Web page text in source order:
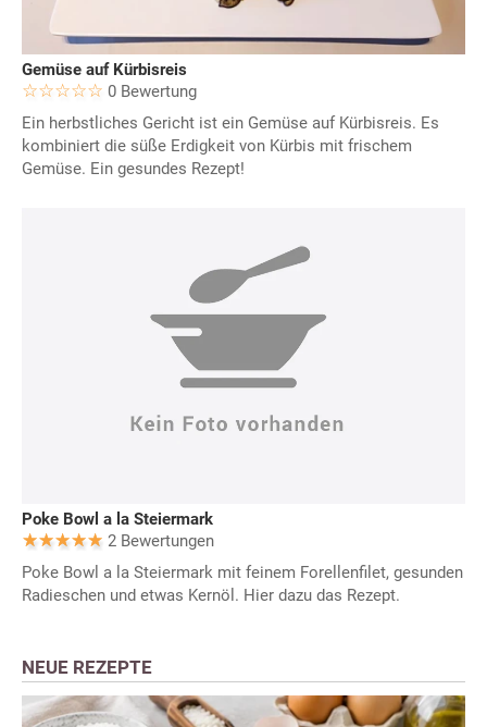
Gemüse auf Kürbisreis
0 Bewertung
Ein herbstliches Gericht ist ein Gemüse auf Kürbisreis. Es
kombiniert die süße Erdigkeit von Kürbis mit frischem
Gemüse. Ein gesundes Rezept!
Poke Bowl a la Steiermark
2 Bewertungen
Poke Bowl a la Steiermark mit feinem Forellenfilet, gesunden
Radieschen und etwas Kernöl. Hier dazu das Rezept.
NEUE REZEPTE